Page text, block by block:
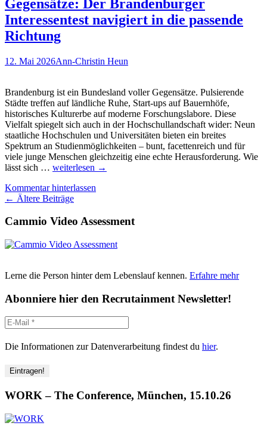
die
Fundamente
im
Gegensätze: Der Brandenburger
Interessentest navigiert in die passende
Richtung
12. Mai 2026Ann-Christin Heun
Brandenburg ist ein Bundesland voller Gegensätze. Pulsierende
Städte treffen auf ländliche Ruhe, Start-ups auf Bauernhöfe,
historisches Kulturerbe auf moderne Forschungslabore. Diese
Vielfalt spiegelt sich auch in der Hochschullandschaft wider: Neun
staatliche Hochschulen und Universitäten bieten ein breites
Spektrum an Studienmöglichkeiten – bunt, facettenreich und für
viele junge Menschen gleichzeitig eine echte Herausforderung. Wie
lässt sich … Studienwahl
Bundesland
der
Der
Interessentest
die
Richtung
weiterlesen →
Kommentar hinterlassen
Beitragsnavigation
← Ältere Beiträge
Cammio Video Assessment
Lerne die Person hinter dem Lebenslauf kennen. Erfahre mehr
Abonniere hier den Recrutainment Newsletter!
Die Informationen zur Datenverarbeitung findest du hier.
WORK – The Conference, München, 15.10.26